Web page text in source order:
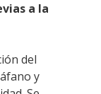
a la
del
y